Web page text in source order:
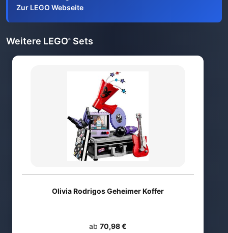
Zur LEGO Webseite
Weitere LEGO® Sets
Olivia Rodrigos Geheimer Koffer
ab 70,98 €